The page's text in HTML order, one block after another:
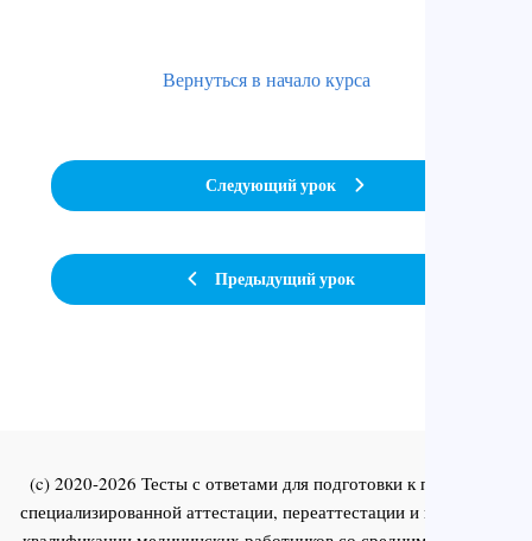
Предыдущий урок
Вернуться в начало курса
Следующий урок
(c) 2020-2026 Тесты с ответами для подготовки к первичной
специализированной аттестации, переаттестации и повышения